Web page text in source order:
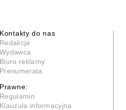
Kontakty do nas
Redakcja
Wydawca
Biuro reklamy
Prenumerata
Prawne:
Regulamin
Klauzula informacyjna